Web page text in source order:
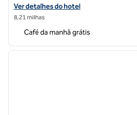
Exibir detalhes do hotel Home2 Suites
Ver detalhes do hotel
8,21 milhas
Café da manhã grátis
1 de 12